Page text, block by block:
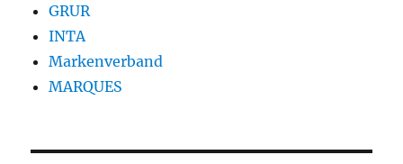
GRUR
INTA
Markenverband
MARQUES